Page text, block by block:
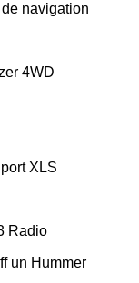
navigation
4WD
XLS
Radio
un Hummer